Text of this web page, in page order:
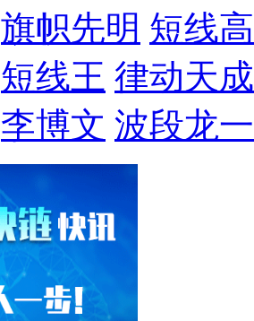
旗帜先明 短线
短线王 律动天成
李博文 波段龙一